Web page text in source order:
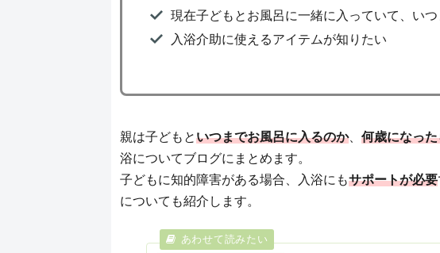
現在子どもとお風呂に一緒に入っていて、い
入浴介助に使えるアイテムが知りたい
親は子どもといつまでお風呂に入るのか、 何歳になっ
浴についてブログにまとめます。
子どもに知的障害がある場合、入浴にもサポートが必要
についても紹介します。